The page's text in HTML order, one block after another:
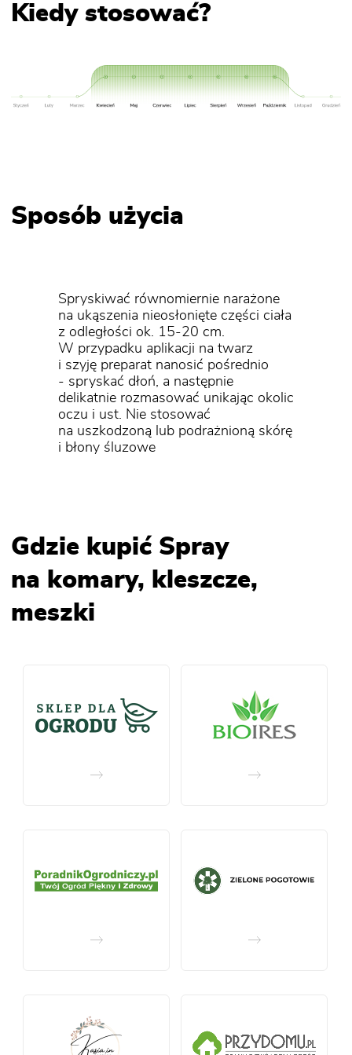
Kiedy stosować?
Sposób użycia
Spryskiwać równomiernie narażone
na ukąszenia nieosłonięte części ciała
z odległości ok. 15-20 cm.
W przypadku aplikacji na twarz
i szyję preparat nanosić pośrednio
- spryskać dłoń, a następnie
delikatnie rozmasować unikając okolic
oczu i ust. Nie stosować
na uszkodzoną lub podrażnioną skórę
i błony śluzowe
Gdzie kupić Spray
na komary, kleszcze,
meszki